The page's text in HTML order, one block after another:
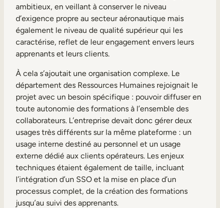
ambitieux, en veillant à conserver le niveau
d’exigence propre au secteur aéronautique mais
également le niveau de qualité supérieur qui les
caractérise, reflet de leur engagement envers leurs
apprenants et leurs clients.
À cela s’ajoutait une organisation complexe. Le
département des Ressources Humaines rejoignait le
projet avec un besoin spécifique : pouvoir diffuser en
toute autonomie des formations à l’ensemble des
collaborateurs. L’entreprise devait donc gérer deux
usages très différents sur la même plateforme : un
usage interne destiné au personnel et un usage
externe dédié aux clients opérateurs. Les enjeux
techniques étaient également de taille, incluant
l’intégration d’un SSO et la mise en place d’un
processus complet, de la création des formations
jusqu’au suivi des apprenants.